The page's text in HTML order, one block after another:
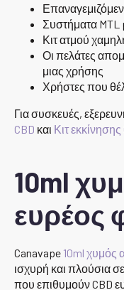
Συστήματα MTL
Κιτ ατμού
Οι πελάτες
μιας χρήσης
Χρήστες που
Για συσκευές,
CBD και Κιτ
10ml
ευρέος
Canavape 10ml χυμός
ισχυρή και πλούσια
που επιθυμούν CBD